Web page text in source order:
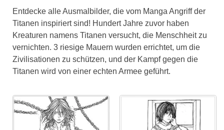
Entdecke alle Ausmalbilder, die vom Manga Angriff der
Titanen inspiriert sind! Hundert Jahre zuvor haben
Kreaturen namens Titanen versucht, die Menschheit zu
vernichten. 3 riesige Mauern wurden errichtet, um die
Zivilisationen zu schützen, und der Kampf gegen die
Titanen wird von einer echten Armee geführt.